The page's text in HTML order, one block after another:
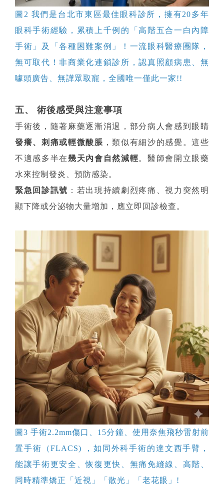
圖2 我們是台北市東區最佳眼科診所，擁有20多年
眼科手術經驗，累積上千例的「高階五合一白內障
手術」及「各種困難案例」！一流眼科醫療團隊，
無可取代！非商業化連鎖診所，認真照顧病患、無
噱頭廣告、無譁眾取寵，全國唯一僅此一家!!
五、 術後感受與注意事項
手術後，隨著麻藥逐漸消退，部分病人會感到眼睛
發癢、刺痛或輕微酸脹 ，類似有細沙的感覺。這些
不適感多半在幾天內會自然減輕。醫師會開立眼藥
水來控制發炎、預防感染。
緊急回診訊號 ：若出現持續劇烈疼痛、視力突然明
顯下降或分泌物大量增加，應立即回診檢查。
圖3 手術2.2mm傷口、15分鐘、使用奈焦飛秒雷射前
置手術（FLACS) ，如同外科手術的達文西手臂，
能讓手術更安全、恢復更快、無痛免縫線、高階、
同時精準矯正「近視」「散光」「老花眼」!